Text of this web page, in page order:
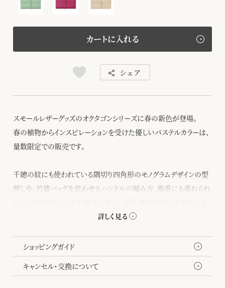
カートに入れる
シェア
スモールレザーグッズのオクタゴンシリーズに春の新色が登場。
春の植物からインスピレーションを受けた優しいパステルカラーは、
量数限定での販売です。
千總の紋にも使われている隅切り四角形のモノグラムデザインの型
押しや、竹籠バッグを思わせるハンドルの編み方、幾重にも重ねられ
バッグと同じデザインのクラッチです。
大きく開く3つの内ポケットと背面のポケット、取り外し可能なカード
ホルダーなど、機能面での使いやすさも考えました。斜めがけできる
ショルダーを付ければ、カジュアルにも楽しめます。所々に現れる八
ショッピングガイド
キャンセル・交換について